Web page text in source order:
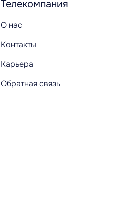
Телекомпания
О нас
Контакты
Карьера
Обратная связь